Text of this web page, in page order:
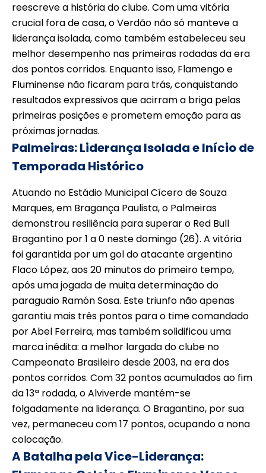
reescreve a história do clube. Com uma vitória
crucial fora de casa, o Verdão não só manteve a
liderança isolada, como também estabeleceu seu
melhor desempenho nas primeiras rodadas da era
dos pontos corridos. Enquanto isso, Flamengo e
Fluminense não ficaram para trás, conquistando
resultados expressivos que acirram a briga pelas
primeiras posições e prometem emoção para as
próximas jornadas.
Palmeiras: Liderança Isolada e Início de
Temporada Histórico
Atuando no Estádio Municipal Cícero de Souza
Marques, em Bragança Paulista, o Palmeiras
demonstrou resiliência para superar o Red Bull
Bragantino por 1 a 0 neste domingo (26). A vitória
foi garantida por um gol do atacante argentino
Flaco López, aos 20 minutos do primeiro tempo,
após uma jogada de muita determinação do
paraguaio Ramón Sosa. Este triunfo não apenas
garantiu mais três pontos para o time comandado
por Abel Ferreira, mas também solidificou uma
marca inédita: a melhor largada do clube no
Campeonato Brasileiro desde 2003, na era dos
pontos corridos. Com 32 pontos acumulados ao fim
da 13ª rodada, o Alviverde mantém-se
folgadamente na liderança. O Bragantino, por sua
vez, permaneceu com 17 pontos, ocupando a nona
colocação.
A Batalha pela Vice-Liderança: